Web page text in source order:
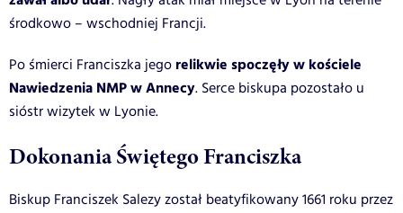
środkowo – wschodniej Francji.
Po śmierci Franciszka jego relikwie spoczęły w kościele
Nawiedzenia NMP w Annecy. Serce biskupa pozostało u
sióstr wizytek w Lyonie.
Dokonania Świętego Franciszka
Biskup Franciszek Salezy został beatyfikowany 1661 roku przez